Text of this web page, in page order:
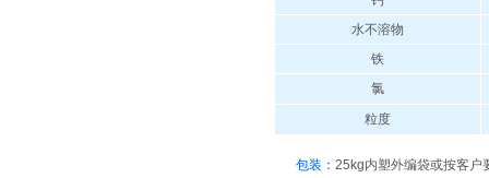
水不溶物
铁
氯
粒度
包装： 25kg内塑外编袋或按客户